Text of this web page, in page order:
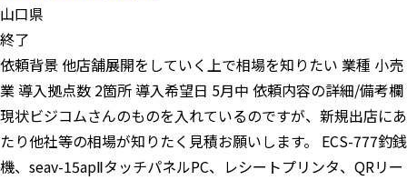
山口県
終了
依頼背景 他店舗展開をしていく上で相場を知りたい 業種 小売
業 導入拠点数 2箇所 導入希望日 5月中 依頼内容の詳細/備考欄
現状ビジコムさんのものを入れているのですが、新規出店にあ
たり他社等の相場が知りたく見積お願いします。 ECS-777釣銭
機、seav-15apⅡタッチパネルPC、レシートプリンタ、QRリー